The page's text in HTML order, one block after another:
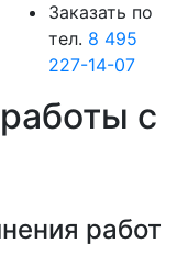
Заказать по
тел. 8 495
227-14-07
с
работ